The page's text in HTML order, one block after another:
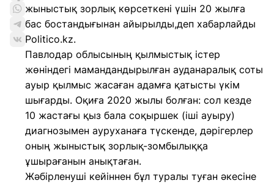
жыныстық зорлық көрсеткені үшін 20 жылға
бас бостандығынан айырылды,деп хабарлайды
Politico.kz.
Павлодар облысының қылмыстық істер
жөніндегі мамандандырылған ауданаралық соты
ауыр қылмыс жасаған адамға қатысты үкім
шығарды. Оқиға 2020 жылы болған: сол кезде
10 жастағы қыз бала соқыршек (іші ауыру)
диагнозымен ауруханаға түскенде, дәрігерлер
оның жыныстық зорлық-зомбылыққа
ұшырағанын анықтаған.
Жәбірленуші кейіннен бұл туралы туған әкесіне